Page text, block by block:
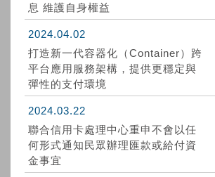
息 維護自身權益
2024.04.02
打造新一代容器化（Container）跨
平台應用服務架構，提供更穩定與
彈性的支付環境
2024.03.22
聯合信用卡處理中心重申不會以任
何形式通知民眾辦理匯款或給付資
金事宜